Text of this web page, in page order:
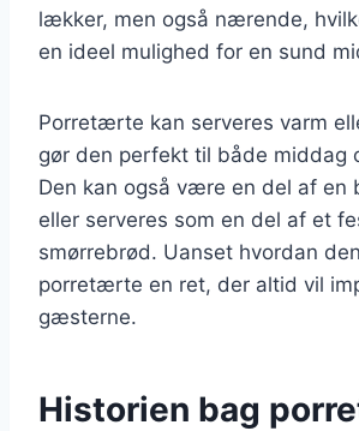
lækker, men også nærende,
en ideel mulighed for en sund
Porretærte kan serveres varm
gør den perfekt til både middag
Den kan også være en del af en
eller serveres som en del af et
smørrebrød. Uanset hvordan
porretærte en ret, der altid vil
gæsterne.
Historien bag